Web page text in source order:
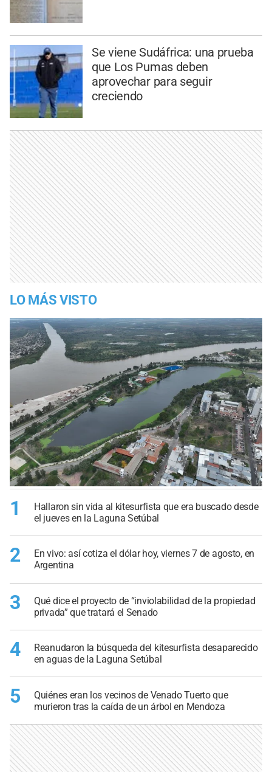
Se viene Sudáfrica: una prueba
que Los Pumas deben
aprovechar para seguir
creciendo
LO MÁS VISTO
1
Hallaron sin vida al kitesurfista que era buscado desde
el jueves en la Laguna Setúbal
2
En vivo: así cotiza el dólar hoy, viernes 7 de agosto, en
Argentina
3
Qué dice el proyecto de “inviolabilidad de la propiedad
privada” que tratará el Senado
4
Reanudaron la búsqueda del kitesurfista desaparecido
en aguas de la Laguna Setúbal
5
Quiénes eran los vecinos de Venado Tuerto que
murieron tras la caída de un árbol en Mendoza